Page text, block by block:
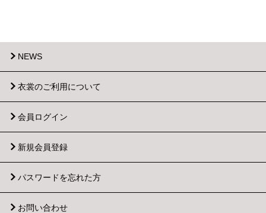
NEWS
衣裳のご利用について
会員ログイン
新規会員登録
パスワードを忘れた方
お問い合わせ